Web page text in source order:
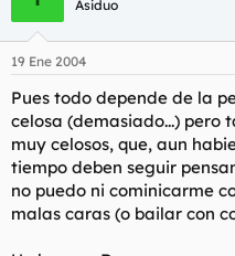
Asiduo
19 Ene 2004
Pues todo depende de la
celosa (demasiado...) pero
muy celosos, que, aun
tiempo deben seguir
no puedo ni cominicarme
malas caras (o bailar con